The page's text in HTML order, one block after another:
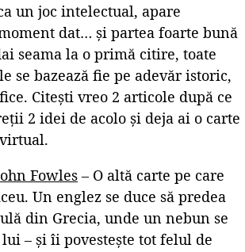
un joc intelectual, apare
dat… și partea foarte bună
seama la o primă citire, toate
se bazează fie pe adevăr istoric,
Citești vreo 2 articole după ce
2 idei de acolo și deja ai o carte
Fowles – O altă carte pe care
Un englez se duce să predea
din Grecia, unde un nebun se
– și îi povestește tot felul de